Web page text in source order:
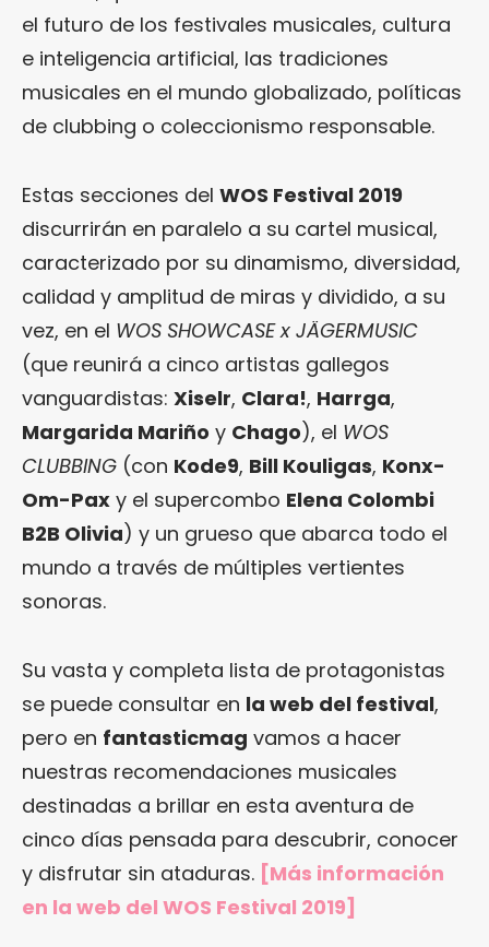
el futuro de los festivales musicales, cultura
e inteligencia artificial, las tradiciones
musicales en el mundo globalizado, políticas
de clubbing o coleccionismo responsable.
Estas secciones del WOS Festival 2019
discurrirán en paralelo a su cartel musical,
caracterizado por su dinamismo, diversidad,
calidad y amplitud de miras y dividido, a su
vez, en el WOS SHOWCASE x JÄGERMUSIC
(que reunirá a cinco artistas gallegos
vanguardistas: Xiselr, Clara!, Harrga,
Margarida Mariño y Chago), el WOS
CLUBBING (con Kode9, Bill Kouligas, Konx-
Om-Pax y el supercombo Elena Colombi
B2B Olivia) y un grueso que abarca todo el
mundo a través de múltiples vertientes
sonoras.
Su vasta y completa lista de protagonistas
se puede consultar en la web del festival,
pero en fantasticmag vamos a hacer
nuestras recomendaciones musicales
destinadas a brillar en esta aventura de
cinco días pensada para descubrir, conocer
y disfrutar sin ataduras. [Más información
en la web del WOS Festival 2019]